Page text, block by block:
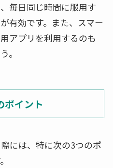
毎日同じ時間に服用す
有効です。また、スマー
アプリを利用するのも
。
ポイント
には、特に次の3つのポ